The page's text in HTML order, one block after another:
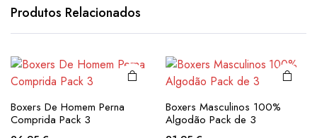
Produtos Relacionados
has
The
options
chosen
Boxers De Homem Perna
Comprida Pack 3
The
options
chosen
Boxers Masculinos 100%
Algodão Pack de 3
product
product